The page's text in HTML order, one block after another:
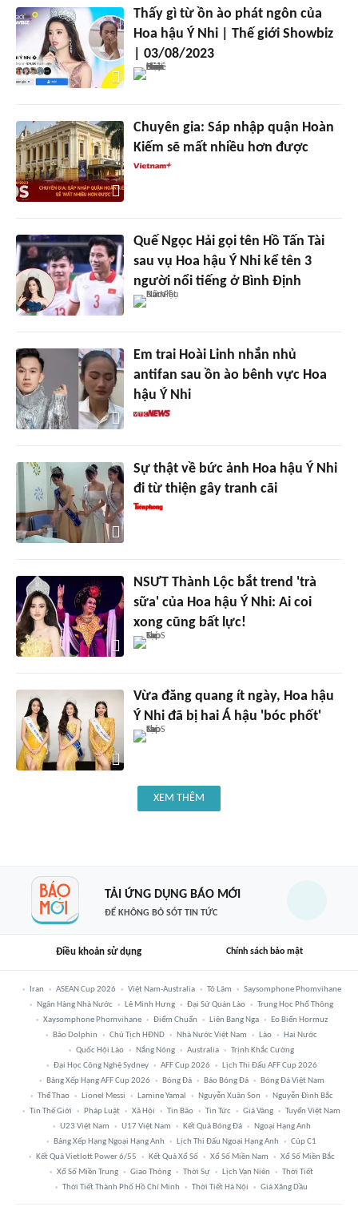
Thấy gì từ ồn ào phát ngôn của
Hoa hậu Ý Nhi | Thế giới Showbiz
| 03/08/2023
Chuyên gia: Sáp nhập quận Hoàn
Kiếm sẽ mất nhiều hơn được
Quế Ngọc Hải gọi tên Hồ Tấn Tài
sau vụ Hoa hậu Ý Nhi kể tên 3
người nổi tiếng ở Bình Định
Em trai Hoài Linh nhắn nhủ
antifan sau ồn ào bênh vực Hoa
hậu Ý Nhi
Sự thật về bức ảnh Hoa hậu Ý Nhi
đi từ thiện gây tranh cãi
NSƯT Thành Lộc bắt trend 'trà
sữa' của Hoa hậu Ý Nhi: Ai coi
xong cũng bất lực!
Vừa đăng quang ít ngày, Hoa hậu
Ý Nhi đã bị hai Á hậu 'bóc phốt'
XEM THÊM
TẢI ỨNG DỤNG BÁO MỚI
ĐỂ KHÔNG BỎ SÓT TIN TỨC
Điều khoản sử dụng Chính sách bảo mật
Iran ASEAN Cup 2026 Việt Nam-Australia Tô Lâm
Saysomphone Phomvihane
Ngân Hàng Nhà Nước
Lê Minh Hưng Đại Sứ Quán Lào
Trung Học Phổ Thông
Xaysomphone Phomvihane
Điểm Chuẩn Liên Bang Nga
Eo Biển Hormuz
Bão Dolphin
Chủ Tịch HĐND Nhà Nước Việt Nam Lào
Hai Nước
Quốc Hội Lào
Nắng Nóng Australia
Trịnh Khắc Cường
Đại Học Công Nghệ Sydney
AFF Cup 2026
Lịch Thi Đấu AFF Cup 2026
Bảng Xếp Hạng AFF Cup 2026
Bóng Đá Báo Bóng Đá
Bóng Đá Việt Nam
Thể Thao
Lionel Messi Lamine Yamal Nguyễn Xuân Son
Nguyễn Đình Bắc
Tin Thế Giới
Pháp Luật Xã Hội Tin Bão Tin Tức Giá Vàng
Tuyển Việt Nam
U23 Việt Nam
U17 Việt Nam Kết Quả Bóng Đá
Ngoại Hạng Anh
Bảng Xếp Hạng Ngoại Hạng Anh
Lịch Thi Đấu Ngoại Hạng Anh
Cúp C1
Kết Quả Vietlott Power 6/55
Kết Quả Xổ Số Xổ Số Miền Nam
Xổ Số Miền Bắc
Xổ Số Miền Trung
Giao Thông Thời Sự Lịch Vạn Niên
Thời Tiết
Thời Tiết Thành Phố Hồ Chí Minh
Thời Tiết Hà Nội Giá Xăng Dầu